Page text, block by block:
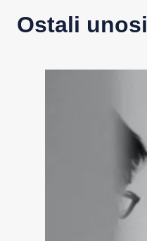
Ostali unosi